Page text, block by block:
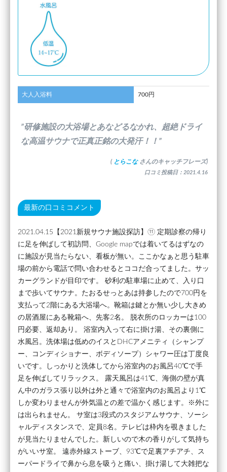
大人入浴料 700円
”研修施設の大浴場とあなどるなかれ、超絶ドライ
な高温サウナで正真正銘の大発汗！！”
( とらこな さんのキャッチフレーズ)
口コミ投稿日：2021.4.16
最新の口コミコメント
2021.04.15【2021新規サウナ施設探訪】⑪ 定期診察の帰り
に足を伸ばして初訪問、Google mapでは着いてるはずなの
に施設が見当たらない、看板が無い。ここかなぁと思う駐車
場の前から電話で問い合わせるとココだ合ってました。サッ
カーグランドが目印です。 砂利の駐車場に止めて、入り口
まで歩いてサウナ。たおるせっとあは持参したので700円を
支払って2階にある大浴場へ。靴箱は鍵とか無い少し大きめ
の居酒屋にある靴箱へ、先客2名。 脱衣所のロッカーは100
円必要、返却あり。 浴室内入って右に掛け湯、その裏側に
水風呂。洗体場は低めのイスとDHCアメニティ（シャンプ
ー、コンディショナー、ボディソープ）シャワー圧は丁度良
いです。しっかりと洗体してから浴室内のお風呂40℃で手
足を伸ばしてリラックス。 露天風呂は41℃、海側の壁が真
ん中のガラス張り以外は外と通々で浴室内のお風呂より1℃
しか変わりませんが外気温との差で温かく感じます。※外に
は出られません。 サ室は3段式のスタジアムサウナ、ソーシ
ャルディスタンスで、定員8名。テレビは枠内を覗きました
が見当たりませんでした。新しいので木の香りがして気持ち
がいいサ室。 遠赤外線ストーブ、93℃で足裏アチアチ、ス
ーパードライで鼻から息を吸うと痛い、掛け湯して大雑把な